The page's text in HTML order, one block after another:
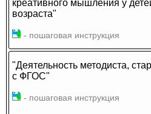
креативного мышления у
возраста"
- пошаговая инструкция
"Деятельность методиста,
с ФГОС"
- пошаговая инструкция